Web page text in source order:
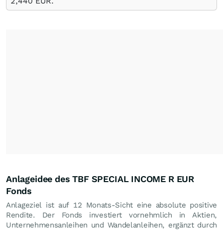
Anlageidee des TBF SPECIAL INCOME R EUR
Fonds
Anlageziel ist auf 12 Monats-Sicht eine absolute positive
Rendite. Der Fonds investiert vornehmlich in Aktien,
Unternehmensanleihen und Wandelanleihen, ergänzt durch